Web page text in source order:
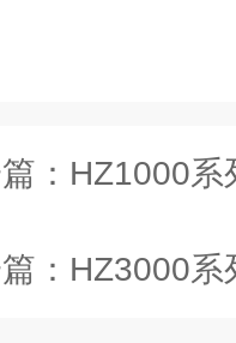
： HZ1000系列
： HZ3000系列